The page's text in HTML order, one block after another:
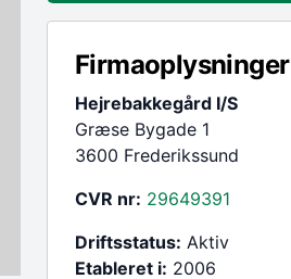
Firmaoplysninger
Hejrebakkegård I/S
Græse Bygade 1
3600 Frederikssund
CVR nr: 29649391
Driftsstatus: Aktiv
Etableret i: 2006